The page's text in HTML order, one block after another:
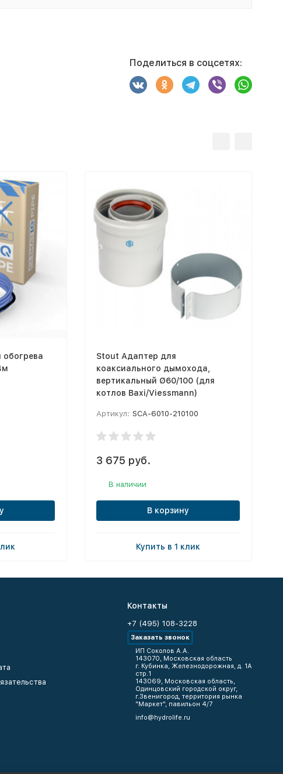
Поделиться в соцсетях:
обогрева
Stout Адаптер для
коаксиального дымохода,
вертикальный Ø60/100 (для
котлов Baxi/Viessmann)
Артикул: SCA-6010-210100
3 675 руб.
В наличии
В корзину
Купить в 1 клик
Контакты
+7 (495) 108-3228
Заказать звонок
ИП Соколов А.А.
143070, Московская область
г. Кубинка, Железнодорожная, д. 1А
стр.1
143069, Московская область,
Одинцовский городской округ,
г.Звенигород, территория рынка
"Маркет", павильон 4/7
info@hydrolife.ru